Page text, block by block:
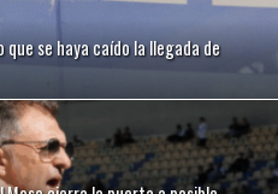
se haya caído la llegada de